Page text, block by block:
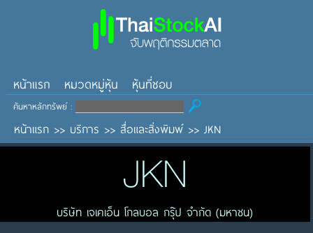
หน้าแรก หมวดหมู่หุ้น หุ้นที่ชอบ
ค้นหาหลักทรัพย์ :
หน้าแรก >> บริการ >> สื่อและสิ่งพิมพ์>> JKN
JKN
บริษัท เจเคเอ็น โกลบอล กรุ๊ป จำกัด (มหาชน)